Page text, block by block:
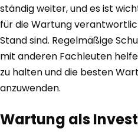
ständig weiter, und es ist
für die Wartung
Stand sind. Regelmäßige
mit anderen Fachleuten
zu halten und die besten
anzuwenden.
Wartung als